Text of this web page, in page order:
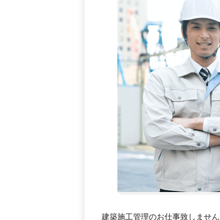
建築施工管理のお仕事致しませ